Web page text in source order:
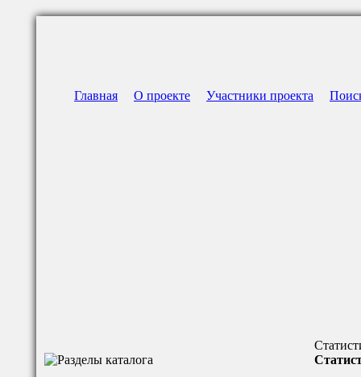
Главная О проекте Участники проекта